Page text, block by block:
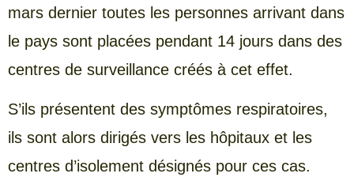
mars dernier toutes les personnes arrivant dans
le pays sont placées pendant 14 jours dans des
centres de surveillance créés à cet effet.
S’ils présentent des symptômes respiratoires,
ils sont alors dirigés vers les hôpitaux et les
centres d’isolement désignés pour ces cas.